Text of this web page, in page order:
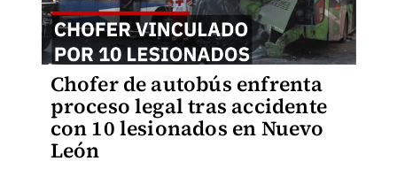
Chofer de autobús enfrenta
proceso legal tras accidente
con 10 lesionados en Nuevo
León